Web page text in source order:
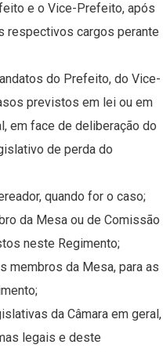
e o Vice-Prefeito, após
respectivos cargos perante
do Prefeito, do Vice-
previstos em lei ou em
em face de deliberação do
de perda do
quando for o caso;
da Mesa ou de Comissão
neste Regimento;
membros da Mesa, para as
da Câmara em geral,
legais e deste